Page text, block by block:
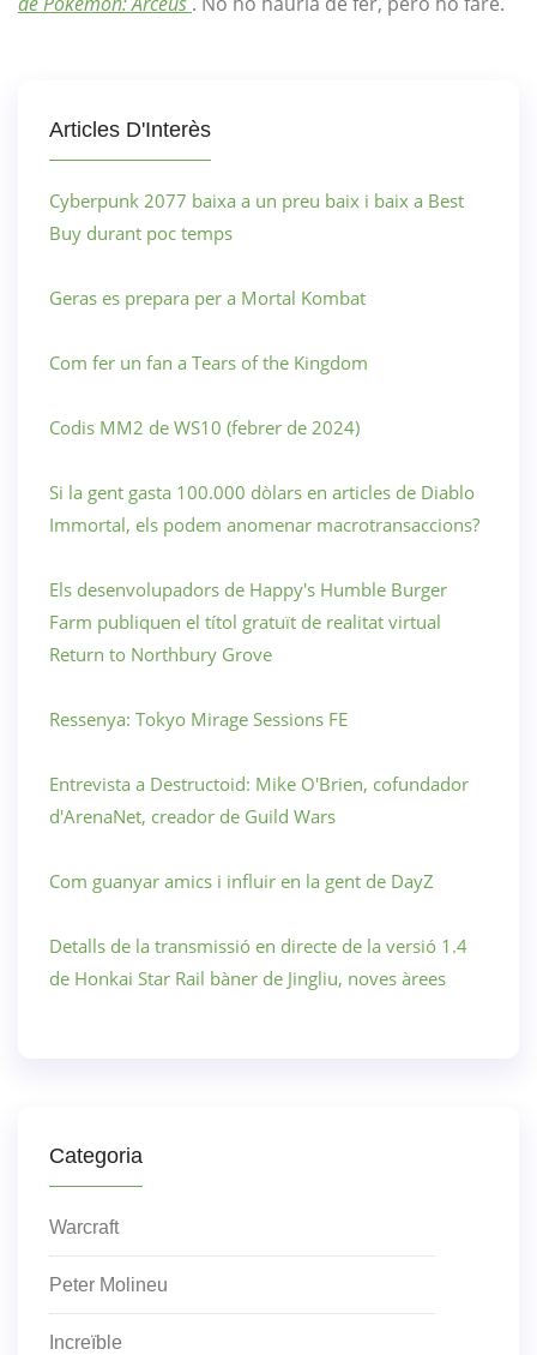
Articles D'Interès
Cyberpunk 2077 baixa a un preu baix i baix a Best
Buy durant poc temps
Geras es prepara per a Mortal Kombat
Com fer un fan a Tears of the Kingdom
Codis MM2 de WS10 (febrer de 2024)
Si la gent gasta 100.000 dòlars en articles de Diablo
Immortal, els podem anomenar macrotransaccions?
Els desenvolupadors de Happy's Humble Burger
Farm publiquen el títol gratuït de realitat virtual
Return to Northbury Grove
Ressenya: Tokyo Mirage Sessions FE
Entrevista a Destructoid: Mike O'Brien, cofundador
d'ArenaNet, creador de Guild Wars
Com guanyar amics i influir en la gent de DayZ
Detalls de la transmissió en directe de la versió 1.4
de Honkai Star Rail bàner de Jingliu, noves àrees
Categoria
Warcraft
Peter Molineu
Increïble